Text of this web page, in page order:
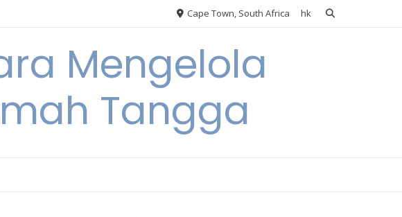
Cape Town, South Africa hk
Mengelola
Tangga